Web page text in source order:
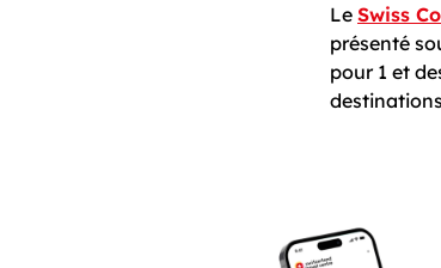
Le Swiss
présenté
pour 1 et